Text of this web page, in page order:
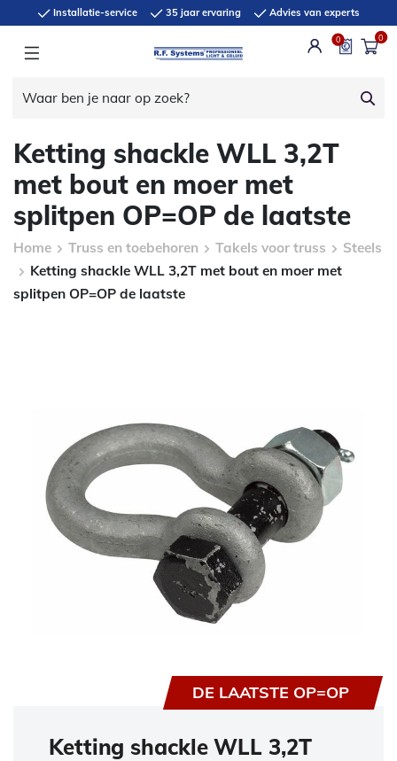
Installatie-service 35 jaar ervaring Advies van experts
0 0
Ketting shackle WLL 3,2T
met bout en moer met
splitpen OP=OP de laatste
Home Truss en toebehoren Takels voor truss
Steels
Ketting shackle WLL 3,2T met bout en moer met
splitpen OP=OP de laatste
DE LAATSTE OP=OP
Ketting shackle WLL 3,2T